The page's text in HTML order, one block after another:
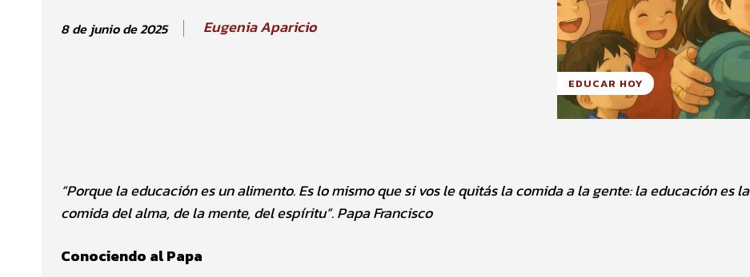
8 de junio de 2025 Eugenia Aparicio
EDUCAR HOY
“Porque la educación es un alimento. Es lo mismo que si vos le quitás la comida a la gente: la educación es la
comida del alma, de la mente, del espíritu”. Papa Francisco
Conociendo al Papa